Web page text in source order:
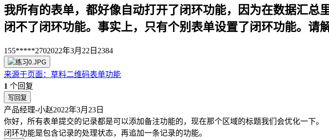
我所有的表单，都好像自动打开了闭环功能，因为在数据汇
闭不了闭环功能。事实上，只有个别表单设置了闭环功能。请
155*****2702022年3月22日 2384
来源于页面 ： 草料二维码表单功能
1 个回复
写回复
产品经理-小赵2022年3月23日
你好，所有表单提交的记录都是可以添加备注功能的，现在那个区域的标题我们会优化一下。
闭环功能是包含记录的处理状态，再追加一条记录的功能。